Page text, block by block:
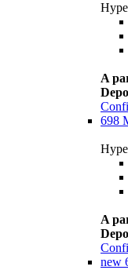
A
698
A
new